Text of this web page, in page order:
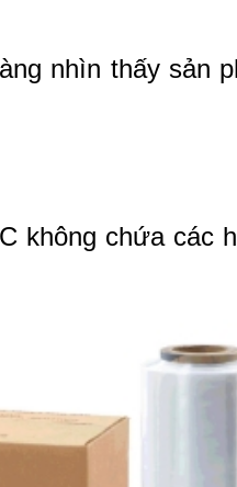
nhìn thấy sản
chứa các